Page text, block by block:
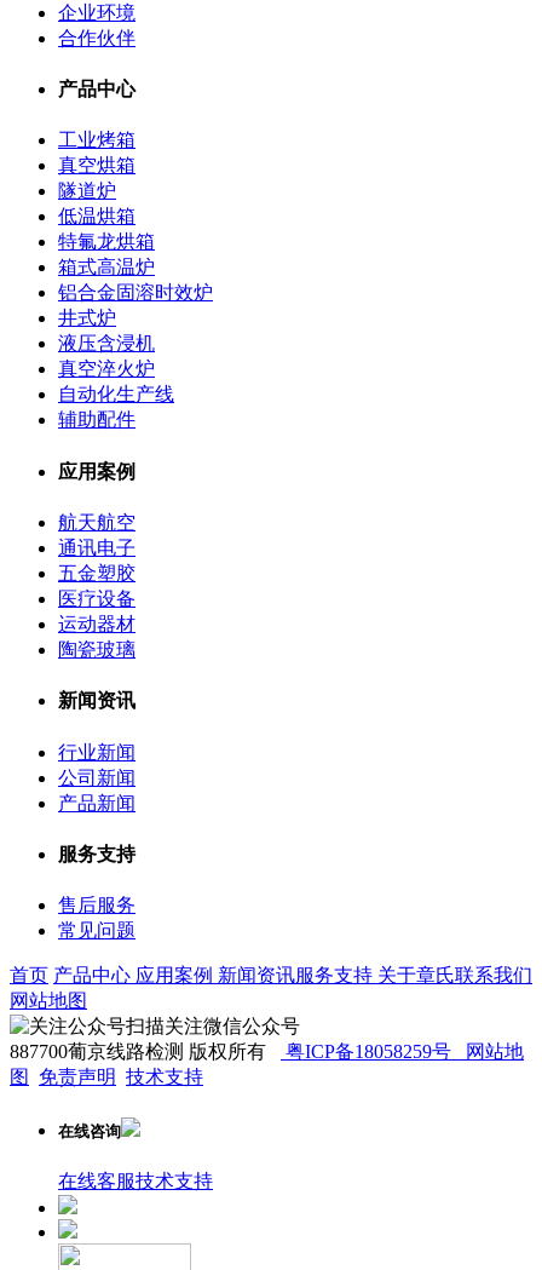
企业环境
合作伙伴
产品中心
工业烤箱
真空烘箱
隧道炉
低温烘箱
特氟龙烘箱
箱式高温炉
铝合金固溶时效炉
井式炉
液压含浸机
真空淬火炉
自动化生产线
辅助配件
应用案例
航天航空
通讯电子
五金塑胶
医疗设备
运动器材
陶瓷玻璃
新闻资讯
行业新闻
公司新闻
产品新闻
服务支持
售后服务
常见问题
首页 产品中心 应用案例 新闻资讯服务支持 关于章氏联系我们
网站地图
扫描关注微信公众号
887700葡京线路检测 版权所有
粤ICP备18058259号
网站地
图
免责声明 技术支持
在线咨询
在线客服技术支持